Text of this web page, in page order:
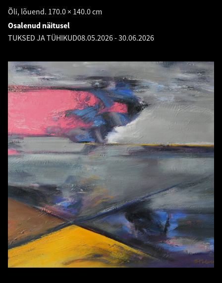
Õli, lõuend. 170.0 × 140.0 cm
Osalenud näitusel
TUKSED JA TÜHIKUD08.05.2026-30.06.2026